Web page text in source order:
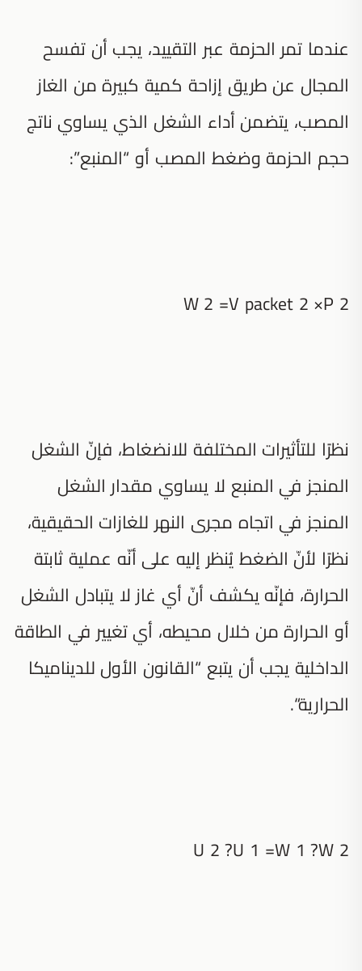
عندما تمر الحزمة عبر التقييد، يجب أن تفسح
المجال عن طريق إزاحة كمية كبيرة من الغاز
المصب، يتضمن أداء الشغل الذي يساوي ناتج
حجم الحزمة وضغط المصب أو “المنبع”:
W 2 =V packet 2 ×P 2
نظرًا للتأثيرات المختلفة للانضغاط، فإنّ الشغل
المنجز في المنبع لا يساوي مقدار الشغل
المنجز في اتجاه مجرى النهر للغازات الحقيقية،
نظرًا لأنّ الضغط يُنظر إليه على أنّه عملية ثابتة
الحرارة، فإنّه يكشف أنّ أي غاز لا يتبادل الشغل
أو الحرارة من خلال محيطه، أي تغيير في الطاقة
الداخلية يجب أن يتبع “القانون الأول للديناميكا
الحرارية“.
U 2 ?U 1 =W 1 ?W 2